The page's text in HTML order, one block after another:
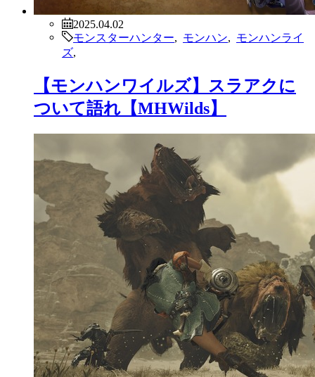
2025.04.02
モンスターハンター
モンハン
モンハンライ
ズ
【モンハンワイルズ】スラアクに
ついて語れ【MHWilds】